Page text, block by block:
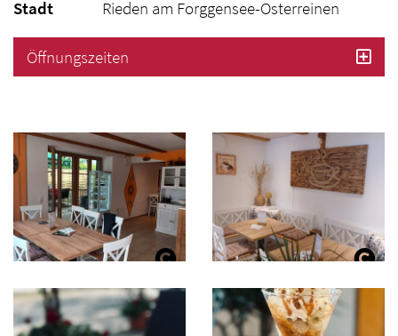
Stadt Rieden am Forggensee-Osterreinen
Öffnungszeiten